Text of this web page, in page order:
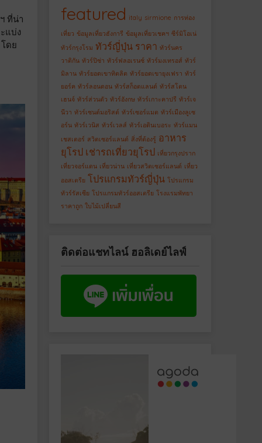
ที่น่า
แบ่ง
ดย
featured italy sirmione การท่อง
เที่ยว ข้อมูลเที่ยวฮังการี ข้อมูลเที่ยวเชคฯ ซีร์มิโอเน่
ทัวร์กรุงโรม ทัวร์ญี่ปุ่น ราคา ทัวร์นคร
วาติกัน ทัวร์ปิซ่า ทัวร์ฟลอเรนซ์ ทัวร์มงเทรอส์ ทัวร์
มิลาน ทัวร์ยอดเขาทิตลิต ทัวร์ยอดเขายุงเฟรา ทัวร์
ยอร์ค ทัวร์ลอนดอน ทัวร์สก็อตแลนด์ ทัวร์สโตน
เฮนจ์ ทัวร์ส่วนตัว ทัวร์อังกษ ทัวร์เกาะคาปรี ทัวร์เจ
นีวา ทัวร์เซนต์มอริสต์ ทัวร์เซอร์แมต ทัวร์เมืองลูเซ
อร์น ทัวร์เวนิส ทัวร์เวลส์ ทัวร์เอดินเบอระ ทัวร์แมน
เชสเตอร์ สวิตเซอร์แลนด์ สิ่งที่ต้องรู้ อาหาร
ยุโรป เช่ารถเที่ยวยุโรป เที่ยวกรุงปราก
เที่ยวจอร์แดน เที่ยวน่าน เที่ยวสวิตเซอร์แลนด์ เที่ยว
ออสเตรีย โปรแกรมทัวร์ญี่ปุ่น โปรแกรม
ทัวร์รัสเซีย โปรแกรมทัวร์ออสเตรีย โรงแรมพัทยา
ราคาถูก ใบไม้เปลี่ยนสี
ติดต่อแชทไลน์ ฮอลิเดย์ไลฟ์